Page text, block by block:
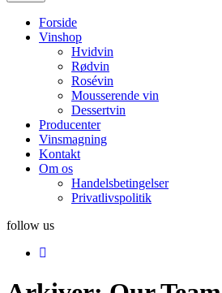
Forside
Vinshop
Hvidvin
Rødvin
Rosévin
Mousserende vin
Dessertvin
Producenter
Vinsmagning
Kontakt
Om os
Handelsbetingelser
Privatlivspolitik
follow us